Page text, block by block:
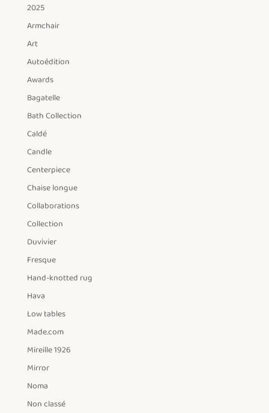
2025
Armchair
Art
Autoédition
Awards
Bagatelle
Bath Collection
Caldé
Candle
Centerpiece
Chaise longue
Collaborations
Collection
Duvivier
Fresque
Hand-knotted rug
Hava
Low tables
Made.com
Mireille 1926
Mirror
Noma
Non classé